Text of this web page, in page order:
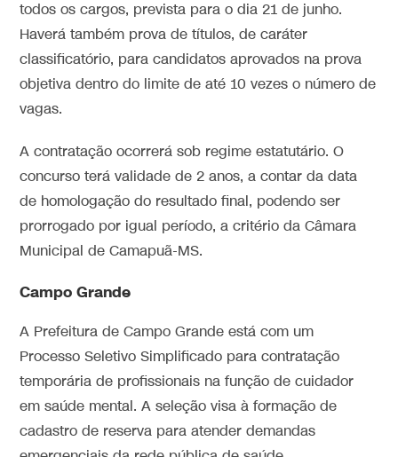
todos os cargos, prevista para o dia 21 de junho.
Haverá também prova de títulos, de caráter
classificatório, para candidatos aprovados na prova
objetiva dentro do limite de até 10 vezes o número de
vagas.
A contratação ocorrerá sob regime estatutário. O
concurso terá validade de 2 anos, a contar da data
de homologação do resultado final, podendo ser
prorrogado por igual período, a critério da Câmara
Municipal de Camapuã-MS.
Campo Grande
A Prefeitura de Campo Grande está com um
Processo Seletivo Simplificado para contratação
temporária de profissionais na função de cuidador
em saúde mental. A seleção visa à formação de
cadastro de reserva para atender demandas